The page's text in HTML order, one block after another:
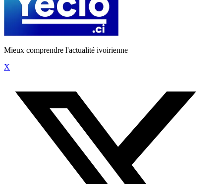
Mieux comprendre l'actualité ivoirienne
X